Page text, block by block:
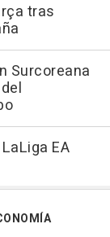
tras
Surcoreana
EA